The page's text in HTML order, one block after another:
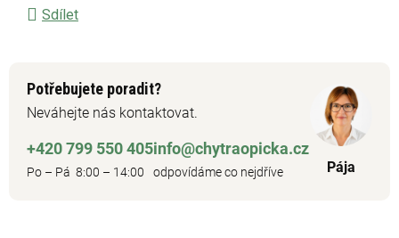
Sdílet
Potřebujete poradit?
Neváhejte nás kontaktovat.
+420 799 550 405
Po – Pá 8:00 – 14:00
info@chytraopicka.cz
odpovídáme co nejdříve Pája